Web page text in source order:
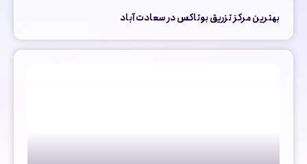
بهترین مرکز تزریق بوتاکس در سعادت آباد